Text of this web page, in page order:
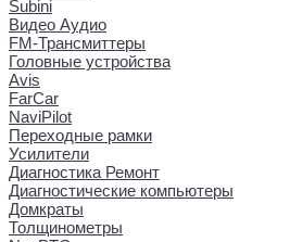
Subini
Видео Аудио
FM-Трансмиттеры
Головные устройства
Avis
FarCar
NaviPilot
Переходные рамки
Усилители
Диагностика Ремонт
Диагностические компьютеры
Домкраты
Толщинометры